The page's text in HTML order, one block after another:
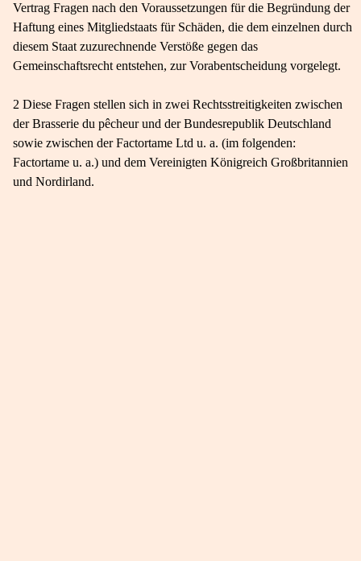
Vertrag Fragen nach den Voraussetzungen für die Begründung der
Haftung eines Mitgliedstaats für Schäden, die dem einzelnen durch
diesem Staat zuzurechnende Verstöße gegen das
Gemeinschaftsrecht entstehen, zur Vorabentscheidung vorgelegt.
2 Diese Fragen stellen sich in zwei Rechtsstreitigkeiten zwischen
der Brasserie du pêcheur und der Bundesrepublik Deutschland
sowie zwischen der Factortame Ltd u. a. (im folgenden:
Factortame u. a.) und dem Vereinigten Königreich Großbritannien
und Nordirland.